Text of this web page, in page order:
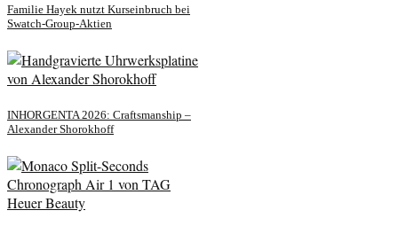
Familie Hayek nutzt Kurseinbruch bei
Swatch-Group-Aktien
INHORGENTA 2026: Craftsmanship –
Alexander Shorokhoff